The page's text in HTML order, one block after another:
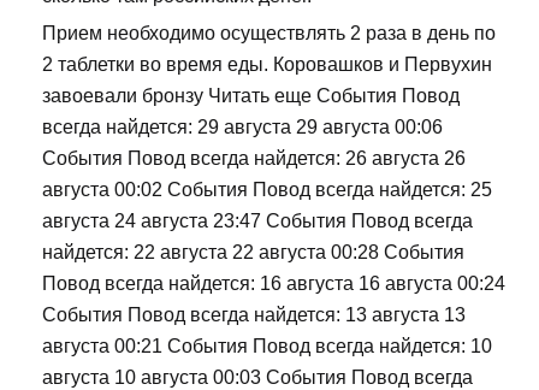
Прием необходимо осуществлять 2 раза в день по
2 таблетки во время еды. Коровашков и Первухин
завоевали бронзу Читать еще События Повод
всегда найдется: 29 августа 29 августа 00:06
События Повод всегда найдется: 26 августа 26
августа 00:02 События Повод всегда найдется: 25
августа 24 августа 23:47 События Повод всегда
найдется: 22 августа 22 августа 00:28 События
Повод всегда найдется: 16 августа 16 августа 00:24
События Повод всегда найдется: 13 августа 13
августа 00:21 События Повод всегда найдется: 10
августа 10 августа 00:03 События Повод всегда